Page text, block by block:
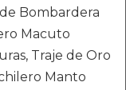
Bombardera
Macuto
Traje de Oro
Manto